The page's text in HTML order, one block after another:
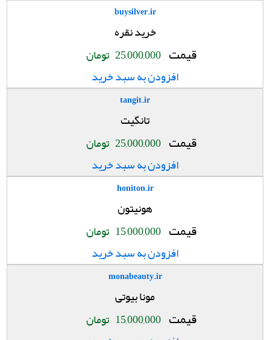
buysilver.ir
خرید نقره
قیمت 25,000,000 تومان
افزودن به سبد خرید
tangit.ir
تانگیت
قیمت 25,000,000 تومان
افزودن به سبد خرید
honiton.ir
هونیتون
قیمت 15,000,000 تومان
افزودن به سبد خرید
monabeauty.ir
مونا بیوتی
قیمت 15,000,000 تومان